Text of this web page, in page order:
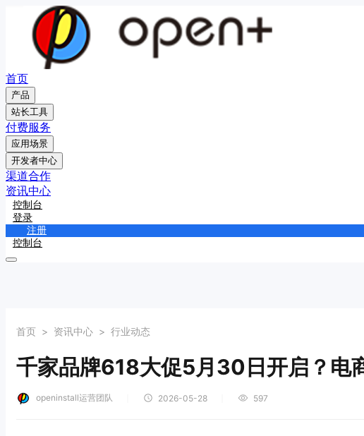
首页
产品
站长工具
付费服务
应用场景
开发者中心
渠道合作
资讯中心
控制台
登录
注册
控制台
首页 > 资讯中心 > 行业动态
千家品牌618大促5月30日开启？电
openinstall运营团队 2026-05-28 597